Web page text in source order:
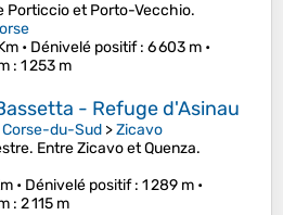
Porticcio et Porto-Vecchio.
• Dénivelé positif: 6 603 m •
: 1 253 m
- Refuge d'Asinau
Corse-du-Sud >Zicavo
Entre Zicavo et Quenza.
• Dénivelé positif: 1 289 m •
: 2 115 m